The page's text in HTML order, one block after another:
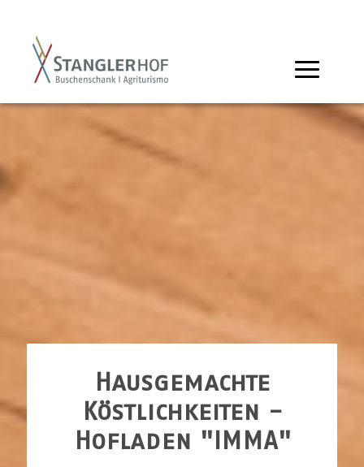
Hausgemachte
Köstlichkeiten -
Hofladen "IMMA"